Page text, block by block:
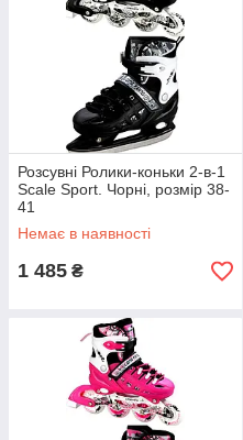
Розсувні Ролики-коньки 2-в-1
Scale Sport. Чорні, розмір 38-
41
Немає в наявності
1 485 ₴